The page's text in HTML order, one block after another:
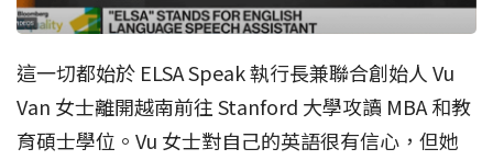
這一切都始於 ELSA Speak 執行長兼聯合創始人 Vu
Van 女士離開越南前往 Stanford 大學攻讀 MBA 和教
育碩士學位。Vu 女士對自己的英語很有信心，但她